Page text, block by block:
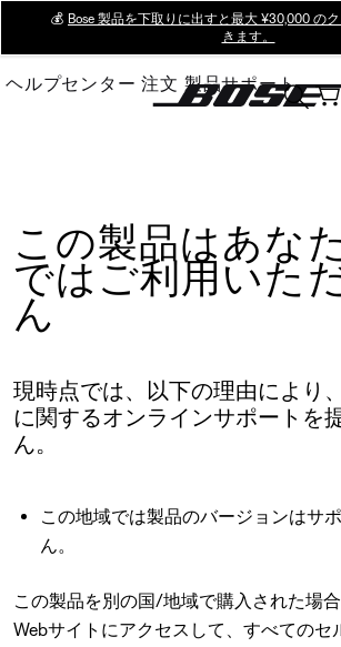
Main
💰 Bose 製品を下取りに出すと最大 ¥30,000 の
きます。
ヘルプセンター 注文 製品サポート
この製品はあな
ではご利用いた
ん
現時点では、以下の理由により
に関するオンラインサポートを
ん。
この地域では製品のバージョンはサ
ん。
この製品を別の国/地域で購入された場
Webサイトにアクセスして、すべてのセ